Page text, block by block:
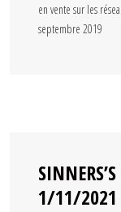
en vente sur les
septembre 2019
1/11/2021